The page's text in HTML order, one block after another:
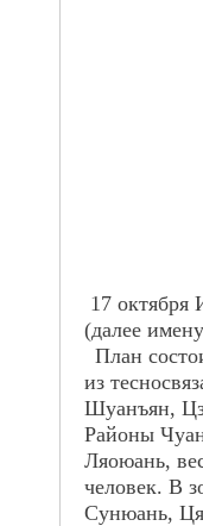
17
(далее
План
из
Шуанъян,
Районы
Ляоюань,
человек. В
Сунюань,